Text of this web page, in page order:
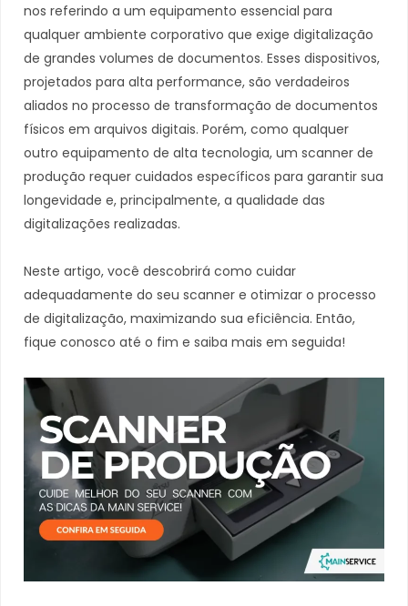
nos referindo a um equipamento essencial para
qualquer ambiente corporativo que exige digitalização
de grandes volumes de documentos. Esses dispositivos,
projetados para alta performance, são verdadeiros
aliados no processo de transformação de documentos
físicos em arquivos digitais. Porém, como qualquer
outro equipamento de alta tecnologia, um scanner de
produção requer cuidados específicos para garantir sua
longevidade e, principalmente, a qualidade das
digitalizações realizadas.
Neste artigo, você descobrirá como cuidar
adequadamente do seu scanner e otimizar o processo
de digitalização, maximizando sua eficiência. Então,
fique conosco até o fim e saiba mais em seguida!